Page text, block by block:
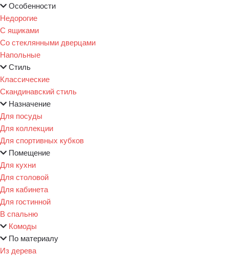
Особенности
Недорогие
С ящиками
Со стеклянными дверцами
Напольные
Стиль
Классические
Скандинавский стиль
Назначение
Для посуды
Для коллекции
Для спортивных кубков
Помещение
Для кухни
Для столовой
Для кабинета
Для гостинной
В спальню
Комоды
По материалу
Из дерева